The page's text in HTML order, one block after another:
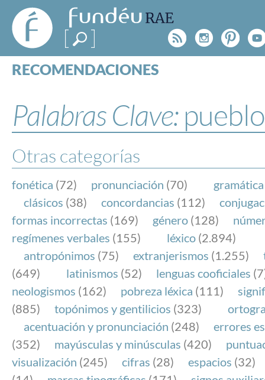
FundéuRAE
- Fundación
del Español
Urgente
Rss
RECOMENDACIONES
ESPECIALES
BLOG
NOTICIAS
SOBRE LA FUNDÉURAE
FundéuRAE es una fundación patrocinada por la
y la Real Academia Española, cuyo objetivo es
el buen uso del español en los medios de
Internet.
Palabras Clave: pueblo
Otras categorías
fonética (72) pronunciación (70) gramática
clásicos (38) concordancias (112)
formas incorrectas (169) género (128)
regímenes verbales (155) léxico (2.894)
antropónimos (75) extranjerismos (1.255)
(649)
latinismos (52) lenguas cooficiales
neologismos (162) pobreza léxica (111)
(885)
topónimos y gentilicios (323)
acentuación y pronunciación (248)
errores
(352)
mayúsculas y minúsculas (420)
visualización (245) cifras (28) espacios (32)